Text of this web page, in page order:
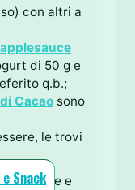
con altri a
applesauce
di 50 g e
q.b.;
Cacao sono
le trovi
fave e
Snack